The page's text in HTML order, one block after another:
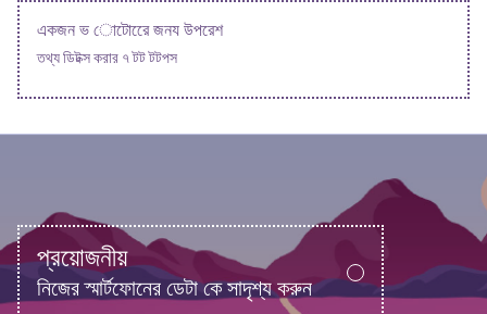
একজন ভ োটোরেে জনয উপরেশ
তথ্য ডিটক্স করার ৭ টট টটপস
প্রয়োজনীয়
নিজের স্মার্টফোনের ডেটা কে সাদৃশ্য করুন